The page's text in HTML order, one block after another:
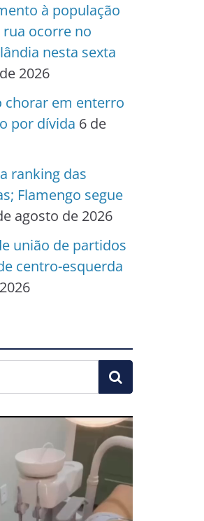
à população
ocorre no
nesta sexta
2026
chorar em enterro
por dívida 6 de
ranking das
Flamengo segue
agosto de 2026
união de partidos
centro-esquerda